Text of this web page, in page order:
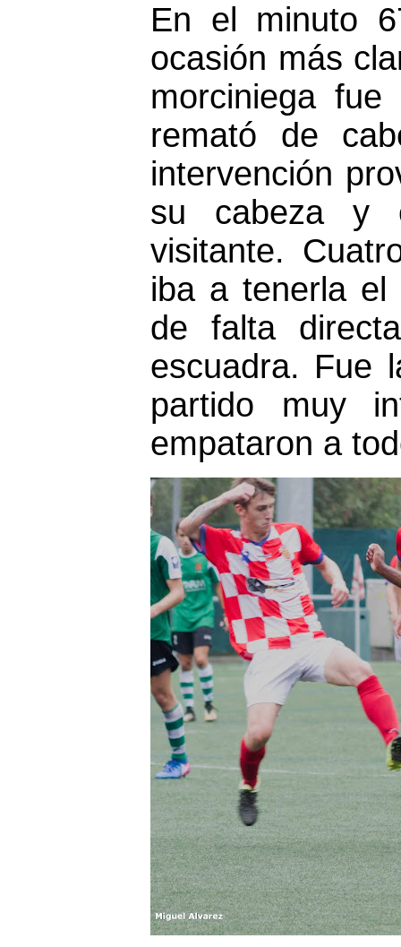
En el minuto
ocasión más
morciniega
remató de
intervención
su cabeza y
visitante.
iba a tenerla el
de falta
escuadra. Fue
partido muy
empataron a